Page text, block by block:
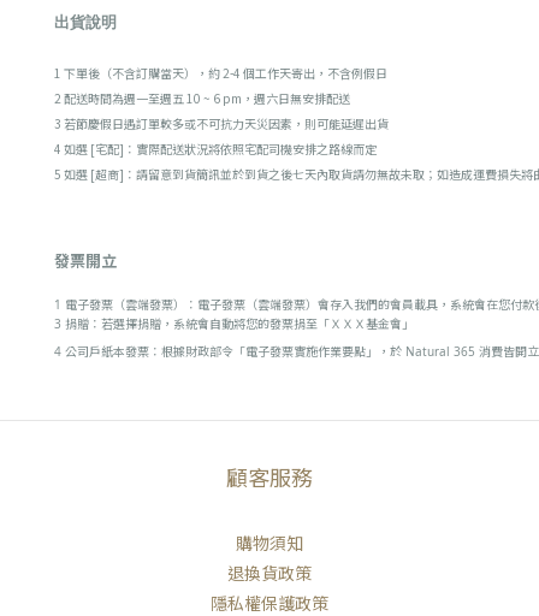
出貨說明
1 下單後（不含訂購當天），約 2-4 個工作天寄出，不含例假日
2 配送時間為週一至週五 10 ~ 6 pm，週六日無安排配送
3 若節慶假日遇訂單較多或不可抗力天災因素，則可能延遲出貨
4 如選 [宅配]：實際配送狀況將依照宅配司機安排之路線而定
5 如選 [超商]：請留意到貨簡訊並於到貨之後七天內取貨請勿無故未取；如造成運費損失將
發票開立
1 電子發票（雲端發票）：​電子發票（雲端發票）會存入我們的會員載具，系統會在您付
3 捐贈：若選擇捐贈，系統會自動將您的發票捐至「ＸＸＸ基金會」
4 公司戶紙本發票：根據財政部令「電子發票實施作業要點」，於 Natural 365 消費皆開
顧客服務
購物須知
退換貨政策
隱私權保護政策